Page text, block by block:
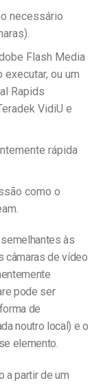
necessário
Flash Media
executar, ou um
Rapids
VidiU e
rápida
como o
às
câmaras de vídeo
pode ser
de
noutro local) e o
elemento.
a partir de um